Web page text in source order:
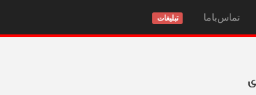
تماس‌با‌ما تبلیغات